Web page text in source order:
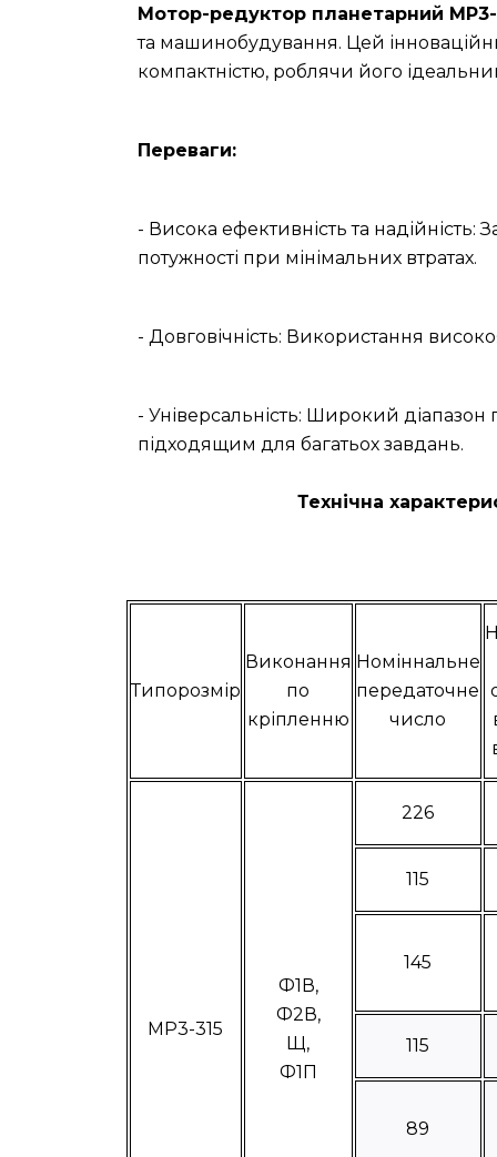
Мотор-редуктор планетарний МР3-
та машинобудування. Цей
компактністю, роблячи його
Переваги:
- Висока ефективність та надійність:
потужності при мінімальних втратах.
- Довговічність: Використання
- Універсальність: Широкий
підходящим для багатьох завдань.
Технічна
Типорозмір
Виконання
по
кріпленню
Номіннальне
передаточне
число
МР3-315
Ф1В,
Ф2В,
Щ,
Ф1П
226
115
145
115
89